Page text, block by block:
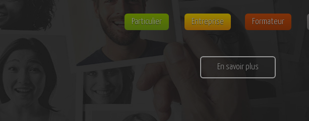
Particulier Entreprise Formateur
En savoir plus